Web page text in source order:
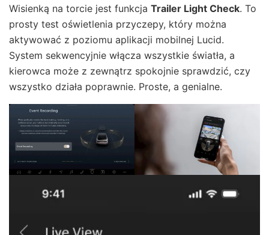
Wisienką na torcie jest funkcja Trailer Light Check. To
prosty test oświetlenia przyczepy, który można
aktywować z poziomu aplikacji mobilnej Lucid.
System sekwencyjnie włącza wszystkie światła, a
kierowca może z zewnątrz spokojnie sprawdzić, czy
wszystko działa poprawnie. Proste, a genialne.